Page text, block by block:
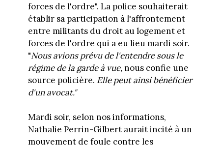
forces de l'ordre". La police souhaiterait
établir sa participation à l'affrontement
entre militants du droit au logement et
forces de l'ordre qui a eu lieu mardi soir.
"Nous avions prévu de l'entendre sous le
régime de la garde à vue,nous confie une
source policière. Elle peut ainsi bénéficier
d'un avocat."
Mardi soir, selon nos informations,
Nathalie Perrin-Gilbert aurait incité à un
mouvement de foule contre les